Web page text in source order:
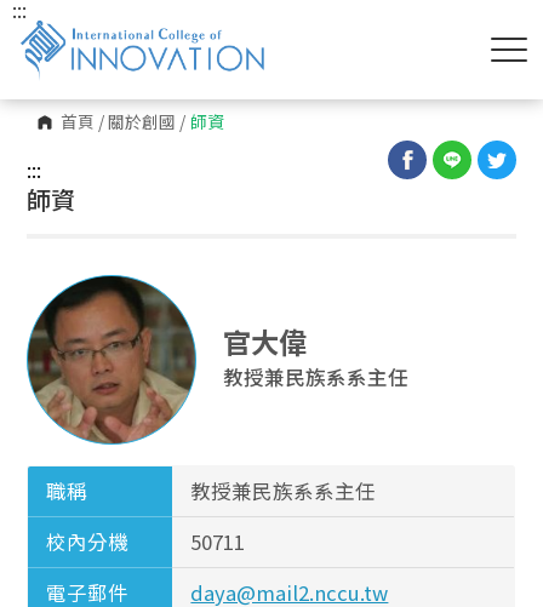
首頁 /關於創國 / 師資
:::
:::
師資
官大偉
教授兼民族系系主任
職稱
教授兼民族系系主任
校內分機
50711
電子郵件
daya@mail2.nccu.tw